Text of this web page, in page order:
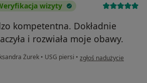
wizyty
kompetentna. Dokładnie
i rozwiała moje obawy.
Żurek • USG piersi • w opinii użytkownika
zgłoś nadużycie